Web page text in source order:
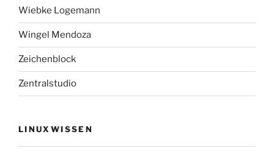
Wiebke Logemann
Wingel Mendoza
Zeichenblock
Zentralstudio
LINUXWISSEN